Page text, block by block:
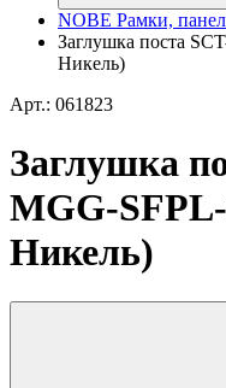
NOBE Рамки,
Заглушка поста
Никель)
Арт.: 061823
Заглушка
MGG-
Никель)